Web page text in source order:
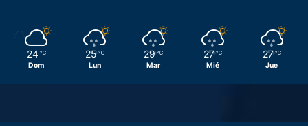
24 ℃
Dom
25 ℃
Lun
29 ℃
Mar
27 ℃
Mié
27 ℃
Jue